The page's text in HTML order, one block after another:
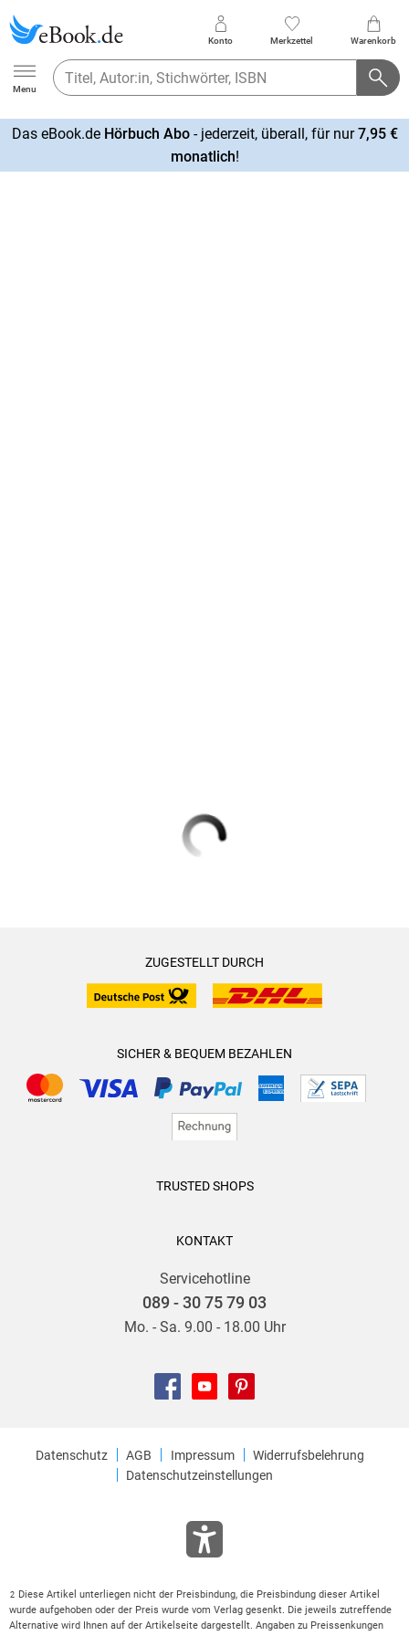
Ebook.de
Menu
Konto Merkzettel Warenkorb
Das eBook.de Hörbuch Abo- jederzeit, überall, für nur7,95 €
monatlich!
ZUGESTELLT DURCH
SICHER & BEQUEM BEZAHLEN
TRUSTED SHOPS
KONTAKT
Servicehotline
089 - 30 75 79 03
Mo. - Sa. 9.00 - 18.00 Uhr
Datenschutz AGB Impressum
Widerrufsbelehrung
Datenschutzeinstellungen
2 Diese Artikel unterliegen nicht der Preisbindung, die Preisbindung dieser Artikel
wurde aufgehoben oder der Preis wurde vom Verlag gesenkt. Die jeweils zutreffende
Alternative wird Ihnen auf der Artikelseite dargestellt. Angaben zu Preissenkungen